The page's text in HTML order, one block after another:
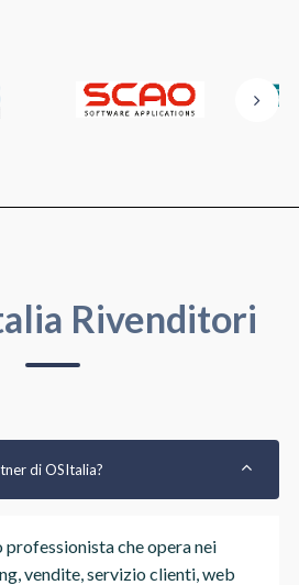
Rivenditori
di OSItalia?
professionista che opera nei
vendite, servizio clienti, web